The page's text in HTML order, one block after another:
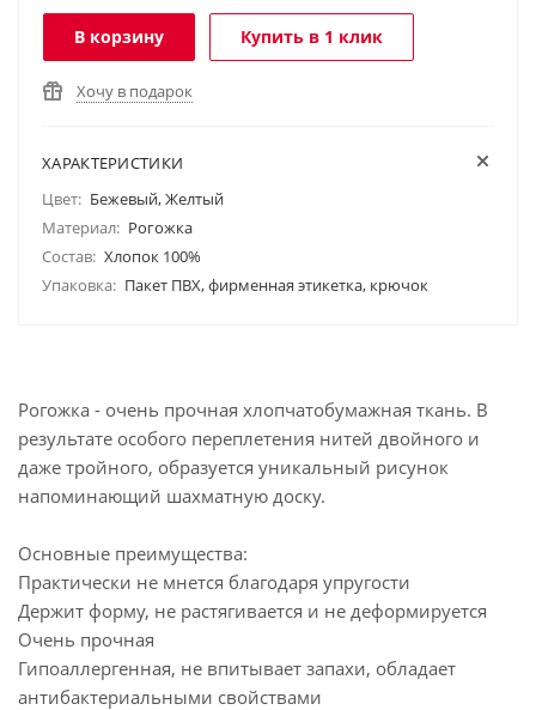
В корзину Купить в 1 клик
Хочу в подарок
ХАРАКТЕРИСТИКИ
Цвет: Бежевый, Желтый
Материал: Рогожка
Состав: Хлопок 100%
Упаковка: Пакет ПВХ, фирменная этикетка, крючок
Рогожка - очень прочная хлопчатобумажная ткань. В
результате особого переплетения нитей двойного и
даже тройного, образуется уникальный рисунок
напоминающий шахматную доску.
Основные преимущества:
Практически не мнется благодаря упругости
Держит форму, не растягивается и не деформируется
Очень прочная
Гипоаллергенная, не впитывает запахи, обладает
антибактериальными свойствами